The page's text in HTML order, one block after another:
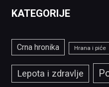
KATEGORIJE
Crna hronika Hrana i piće
Lepota i zdravlje